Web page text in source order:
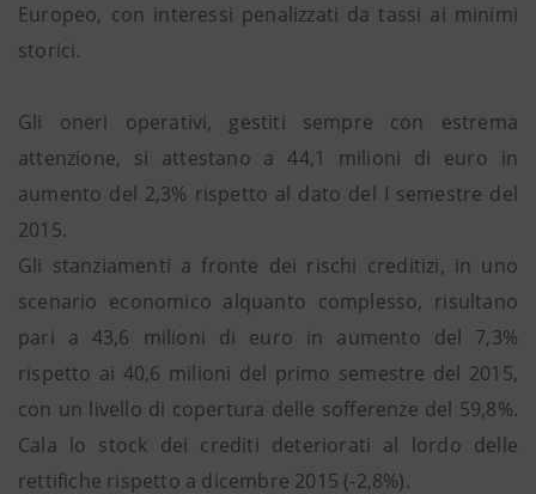
Europeo, con interessi penalizzati da tassi ai minimi
storici.
Gli oneri operativi, gestiti sempre con estrema
attenzione, si attestano a 44,1 milioni di euro in
aumento del 2,3% rispetto al dato del I semestre del
2015.
Gli stanziamenti a fronte dei rischi creditizi, in uno
scenario economico alquanto complesso, risultano
pari a 43,6 milioni di euro in aumento del 7,3%
rispetto ai 40,6 milioni del primo semestre del 2015,
con un livello di copertura delle sofferenze del 59,8%.
Cala lo stock dei crediti deteriorati al lordo delle
rettifiche rispetto a dicembre 2015 (-2,8%).